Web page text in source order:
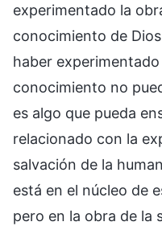
experimentado la
conocimiento de
haber
conocimiento no
es algo que pueda
relacionado con la
salvación de la
está en el núcleo de
pero en la obra de la